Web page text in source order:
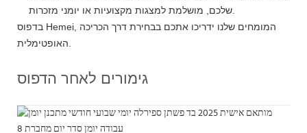
שלכם, מושלמת למצגות מקצועיות או יומני מזכרות.
בדפוס Hemei, המומחים שלנו ידריכו אתכם בבחירת דרך הכריכה
גימורים לאחר הדפוס